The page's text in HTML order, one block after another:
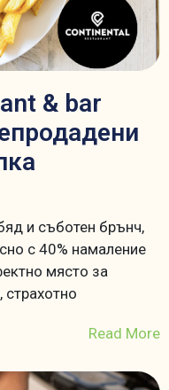
& bar
и съботен брънч,
с 40% намаление
място за
страхотно
Read More